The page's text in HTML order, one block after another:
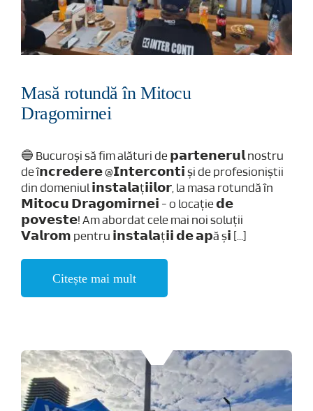
Masă rotundă în Mitocu
Dragomirnei
🔵 Bucuroși să fim alături de 𝗽𝗮𝗿𝘁𝗲𝗻𝗲𝗿𝘂𝗹 nostru
de î𝗻𝗰𝗿𝗲𝗱𝗲𝗿𝗲 @𝗜𝗻𝘁𝗲𝗿𝗰𝗼𝗻𝘁𝗶 și de profesioniștii
din domeniul 𝗶𝗻𝘀𝘁𝗮𝗹𝗮ț𝗶𝗶𝗹𝗼𝗿, la masa rotundă în
𝗠𝗶𝘁𝗼𝗰𝘂 𝗗𝗿𝗮𝗴𝗼𝗺𝗶𝗿𝗻𝗲𝗶 - o locație 𝗱𝗲
𝗽𝗼𝘃𝗲𝘀𝘁𝗲! Am abordat cele mai noi soluții
𝗩𝗮𝗹𝗿𝗼𝗺 pentru 𝗶𝗻𝘀𝘁𝗮𝗹𝗮ț𝗶𝗶 𝗱𝗲 𝗮𝗽ă ș𝗶 [...]
Citește mai mult